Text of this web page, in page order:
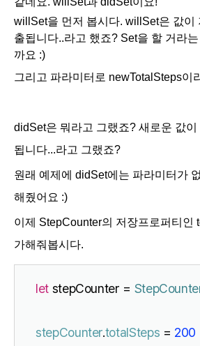
willSet을 먼저 봅시다. willSet은 값이
출됩니다..라고 했죠? Set을 할 거라
까요 :)
그리고 파라미터로 newTotalSteps이
didSet은 뭐라고 그랬죠? 새로운 값이
됩니다...라고 그랬죠?
원래 예제에 didSet에는 파라미터가
해줬어요 :)
이제 StepCounter의 저장프로퍼티인
가해줘봅시다.
let stepCounter =
stepCounter.totalSteps = 200